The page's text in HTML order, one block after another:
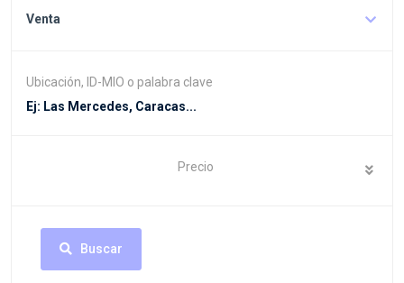
Venta
Ubicación, ID-MIO o palabra clave
Precio
Buscar